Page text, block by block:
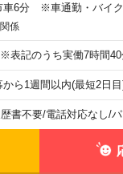
車6分 ※車通勤・バイ
係
表記のうち実働7時間40
ら1週間以内(最短2日
書不要/電話対応なし/